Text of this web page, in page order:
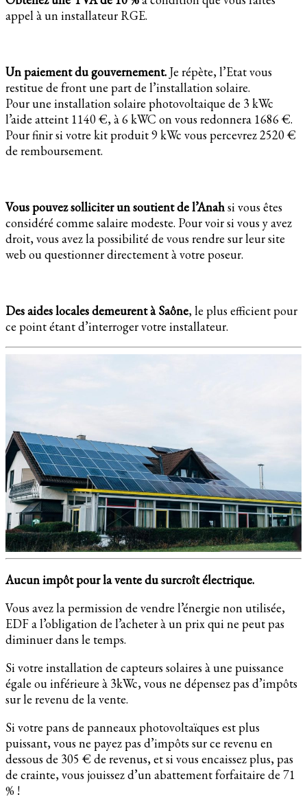
appel à un installateur RGE.
Un paiement du gouvernement. Je répète, l’Etat vous
restitue de front une part de l’installation solaire.
Pour une installation solaire photovoltaique de 3 kWc
l’aide atteint 1140 €, à 6 kWC on vous redonnera 1686 €.
Pour finir si votre kit produit 9 kWc vous percevrez 2520 €
de remboursement.
Vous pouvez solliciter un soutient de l’Anahsi vous êtes
considéré comme salaire modeste. Pour voir si vous y avez
droit, vous avez la possibilité de vous rendre sur leur site
web ou questionner directement à votre poseur.
Des aides locales demeurent à Saône, le plus efficient pour
ce point étant d’interroger votre installateur.
Aucun impôt pour la vente du surcroît électrique.
Vous avez la permission de vendre l’énergie non utilisée,
EDF a l’obligation de l’acheter à un prix qui ne peut pas
diminuer dans le temps.
Si votre installation de capteurs solaires à une puissance
égale ou inférieure à 3kWc, vous ne dépensez pas d’impôts
sur le revenu de la vente.
Si votre pans de panneaux photovoltaïques est plus
puissant, vous ne payez pas d’impôts sur ce revenu en
dessous de 305 € de revenus, et si vous encaissez plus, pas
de crainte, vous jouissez d’un abattement forfaitaire de 71
% !